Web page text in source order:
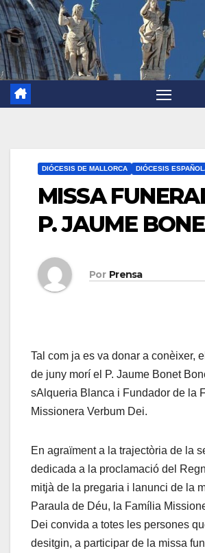
DIÓCESIS DE MALLORCA DIÓCESIS
MISSA
P. JAUME
Por Prensa
Tal com ja es va donar a conèixer,
de juny morí el P. Jaume Bonet
sAlqueria Blanca i Fundador de la
Missionera Verbum Dei.
En agraïment a la trajectòria de la
dedicada a la proclamació del
mitjà de la pregaria i lanunci de la
Paraula de Déu, la Família
Dei convida a totes les persones
desitgin, a participar de la missa